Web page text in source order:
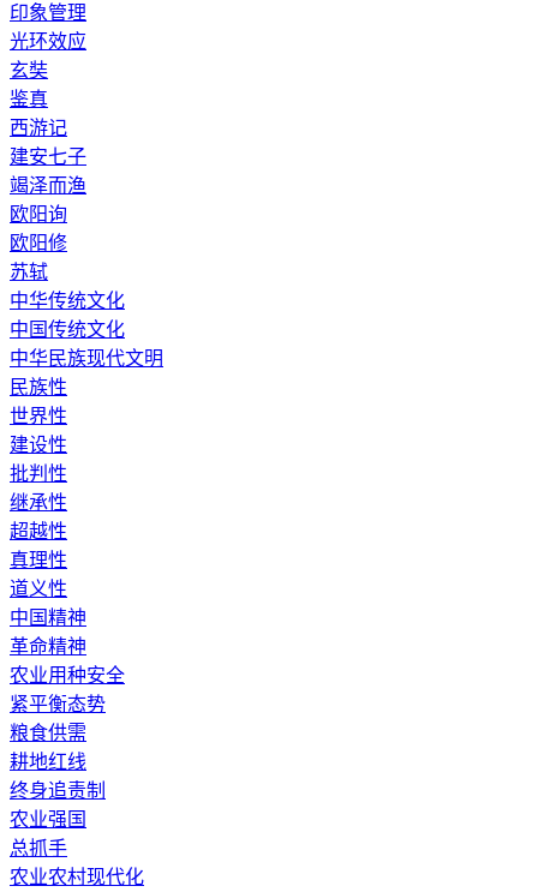
印象管理
光环效应
玄奘
鉴真
西游记
建安七子
竭泽而渔
欧阳询
欧阳修
苏轼
中华传统文化
中国传统文化
中华民族现代文明
民族性
世界性
建设性
批判性
继承性
超越性
真理性
道义性
中国精神
革命精神
农业用种安全
紧平衡态势
粮食供需
耕地红线
终身追责制
农业强国
总抓手
农业农村现代化